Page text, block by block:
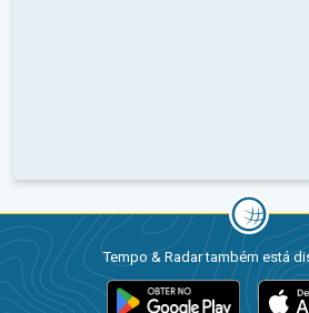
Tempo & Radar também está